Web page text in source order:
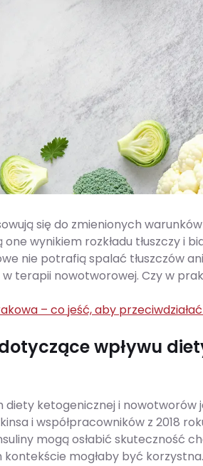
się do zmienionych
wynikiem rozkładu tłuszczy i
nie potrafią spalać tłuszczów
terapii nowotworowej. Czy w
– co jeść, aby
wpływu
ketogenicznej i nowotworów
i współpracowników z 2018
mogą osłabić skuteczność
mogłaby być korzystna.